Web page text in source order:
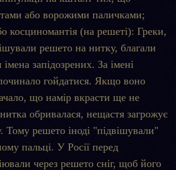
або ворожими паличками;
косциномантія (на решеті): Греки,
решето на нитку, благали
запідозрених. За імені
гойдатися. Якщо воно
що намір вкрасти ще не
обривалася, нещастя загрожує
решето іноді "підвішували"
пальці. У Росії перед
через решето сніг, щоб його